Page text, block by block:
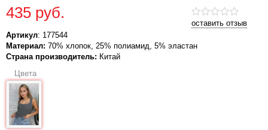
оставить отзыв
435 руб.
Артикул: 177544
Материал: 70% хлопок, 25% полиамид, 5% эластан
Страна производитель: Китай
Цвета